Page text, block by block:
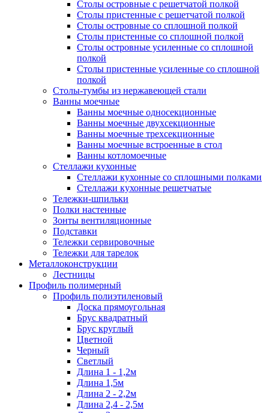
Столы островные с решетчатой полкой
Столы пристенные с решетчатой полкой
Столы островные со сплошной полкой
Столы пристенные со сплошной полкой
Столы островные усиленные со сплошной
полкой
Столы пристенные усиленные со сплошной
полкой
Столы-тумбы из нержавеющей стали
Ванны моечные
Ванны моечные односекционные
Ванны моечные двухсекционные
Ванны моечные трехсекционные
Ванны моечные встроенные в стол
Ванны котломоечные
Стеллажи кухонные
Стеллажи кухонные со сплошными полками
Стеллажи кухонные решетчатые
Тележки-шпильки
Полки настенные
Зонты вентиляционные
Подставки
Тележки сервировочные
Тележки для тарелок
Металлоконструкции
Лестницы
Профиль полимерный
Профиль полиэтиленовый
Доска прямоугольная
Брус квадратный
Брус круглый
Цветной
Черный
Светлый
Длина 1 - 1,2м
Длина 1,5м
Длина 2 - 2,2м
Длина 2,4 - 2,5м